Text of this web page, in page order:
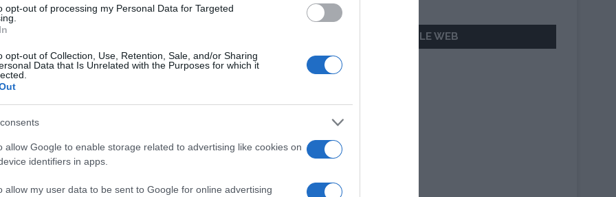
opt-out of processing my Personal Data for Targeted
opt-out of Collection, Use, Retention, Sale, and/or Sharing
Data that Is Unrelated with the Purposes for which it
allow Google to enable storage related to advertising like cookies on
identifiers in apps.
allow my user data to be sent to Google for online advertising
Mixer les tomates confites avec 60 g d’huile d’olive, les
poivrer.
AILLEURS SUR LE WEB